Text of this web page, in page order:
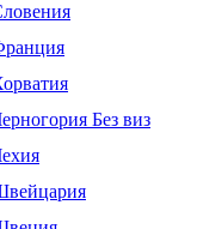
Без виз